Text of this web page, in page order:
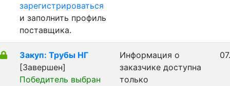
зарегистрироваться
и заполнить профиль
поставщика.
Закуп: Трубы НГ
[Завершен]
Победитель выбран
Информация о
заказчике доступна
только